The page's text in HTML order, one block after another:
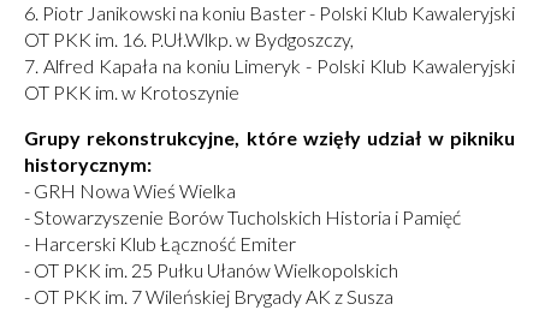
6. Piotr Janikowski na koniu Baster - Polski Klub Kawaleryjski
OT PKK im. 16. P.Uł.Wlkp. w Bydgoszczy,
7. Alfred Kapała na koniu Limeryk - Polski Klub Kawaleryjski
OT PKK im. w Krotoszynie
Grupy rekonstrukcyjne, które wzięły udział w pikniku
historycznym:
- GRH Nowa Wieś Wielka
- Stowarzyszenie Borów Tucholskich Historia i Pamięć
- Harcerski Klub Łączność Emiter
- OT PKK im. 25 Pułku Ułanów Wielkopolskich
- OT PKK im. 7 Wileńskiej Brygady AK z Susza